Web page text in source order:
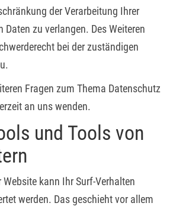
der Verarbeitung Ihrer
Daten zu verlangen. Des Weiteren
bei der zuständigen
Fragen zum Thema Datenschutz
an uns wenden.
und Tools von
Website kann Ihr Surf-Verhalten
werden. Das geschieht vor allem